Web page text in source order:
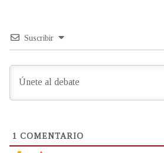
Suscribir
1 COMENTARIO